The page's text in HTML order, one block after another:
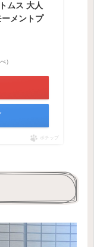
ムス 大人
メントプ
）
ポチップ